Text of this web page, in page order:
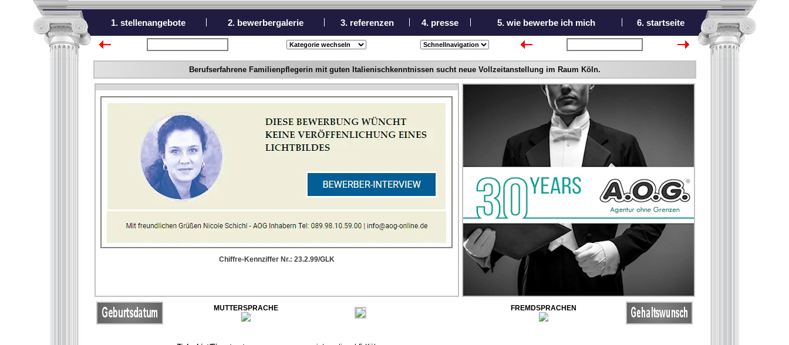
1. stellenangebote 2. bewerbergalerie 3. referenzen 4. presse 5. wie bewerbe ich mich 6. startseite
Berufserfahrene Familienpflegerin mit guten Italienischkenntnissen sucht neue Vollzeitanstellung im Raum Köln.
Chiffre-Kennziffer Nr.: 23.2.99/GLK
MUTTERSPRACHE FREMDSPRACHEN